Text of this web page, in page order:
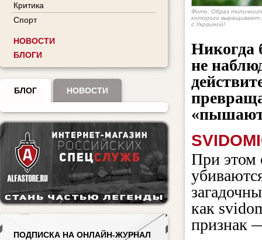
Критика
Спорт
НОВОСТИ
БЛОГИ
БЛОГ НОВОСТИ
ПОДПИСКА НА ОНЛАЙН-ЖУРНАЛ
Фото: Образ
которого выращивают
с Украиной!
Никогда
не
При этом
как
признак